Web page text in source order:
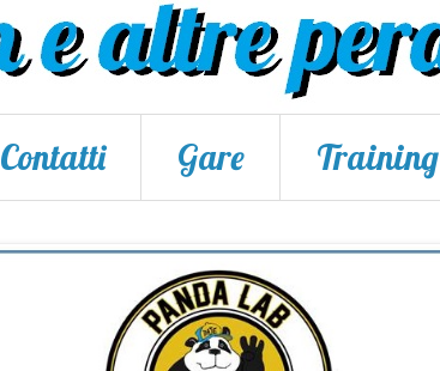
Contatti Gare Training